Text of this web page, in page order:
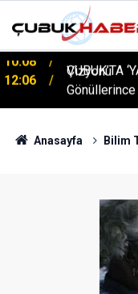
12:06
ÇUBUK’TA
Anasayfa Bilim